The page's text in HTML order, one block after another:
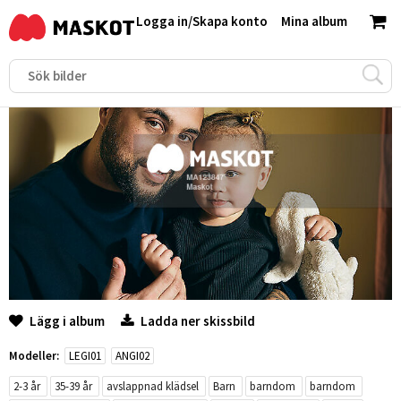
Mina album
Logga in/Skapa konto
Lägg i album Ladda ner skissbild
Modeller: LEGI01
ANGI02
2-3 år
35-39 år avslappnad klädsel Barn barndom
barndom